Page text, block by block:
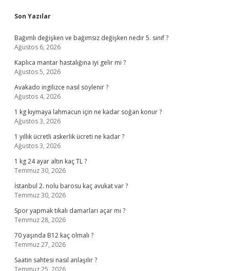
Sidebar
Son Yazılar
Bağımlı değişken ve bağımsız değişken nedir 5. sınıf ?
Ağustos 6, 2026
Kaplıca mantar hastalığına iyi gelir mi ?
Ağustos 5, 2026
Avakado ingilizce nasıl söylenir ?
Ağustos 4, 2026
1 kg kıymaya lahmacun için ne kadar soğan konur ?
Ağustos 3, 2026
1 yıllık ücretli askerlik ücreti ne kadar ?
Ağustos 3, 2026
1 kg 24 ayar altın kaç TL ?
Temmuz 30, 2026
İstanbul 2. nolu barosu kaç avukat var ?
Temmuz 30, 2026
Spor yapmak tıkalı damarları açar mı ?
Temmuz 28, 2026
70 yaşında B12 kaç olmalı ?
Temmuz 27, 2026
Saatin sahtesi nasıl anlaşılır ?
Temmuz 25, 2026